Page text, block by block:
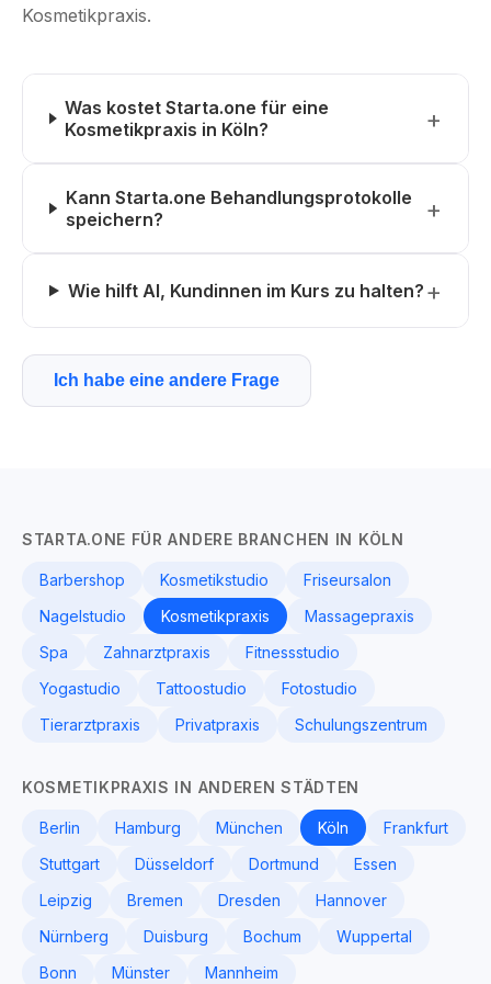
Kosmetikpraxis.
Was kostet Starta.one für eine
Kosmetikpraxis in Köln?
Kann Starta.one Behandlungsprotokolle
speichern?
Wie hilft AI, Kundinnen im Kurs zu halten?
Ich habe eine andere Frage
STARTA.ONE FÜR ANDERE BRANCHEN IN KÖLN
Barbershop Kosmetikstudio
Friseursalon
Nagelstudio
Kosmetikpraxis
Massagepraxis
Spa
Zahnarztpraxis
Fitnessstudio
Yogastudio
Tattoostudio
Fotostudio
Tierarztpraxis
Privatpraxis Schulungszentrum
KOSMETIKPRAXIS IN ANDEREN STÄDTEN
Berlin Hamburg München Köln
Frankfurt
Stuttgart
Düsseldorf Dortmund
Essen
Leipzig
Bremen Dresden
Hannover
Nürnberg
Duisburg Bochum
Wuppertal
Bonn
Münster Mannheim